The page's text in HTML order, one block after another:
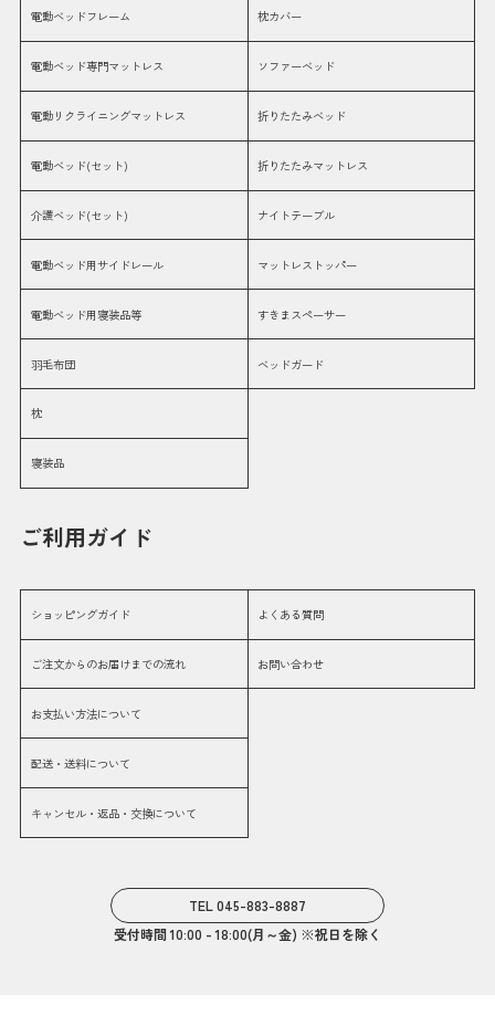
電動ベッドフレーム
電動ベッド専門マットレス
電動リクライニングマットレス
電動ベッド(セット)
介護ベッド(セット)
電動ベッド用サイドレール
電動ベッド用寝装品等
羽毛布団
枕
寝装品
枕カバー
ソファーベッド
折りたたみベッド
折りたたみマットレス
ナイトテーブル
マットレストッパー
すきまスペーサー
ベッドガード
ご利用ガイド
ショッピングガイド
ご注文からのお届けまでの流れ
お支払い方法について
配送・送料について
キャンセル・返品・交換について
よくある質問
お問い合わせ
TEL 045-883-8887
受付時間 10:00 - 18:00(月～金) ※祝日を除く